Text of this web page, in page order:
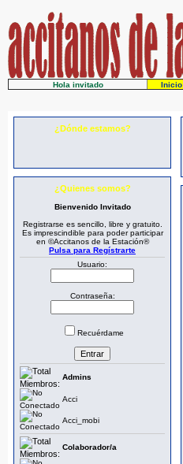
Hola invitado Inicio
¿Dónde estamos?
¿Quienes somos?
Bienvenido Invitado
Registrarse es sencillo, libre y gratuito.
Es imprescindible para poder participar
en ©Accitanos de la Estación®
Pulsa para Regístrarte
Usuario:
Contraseña:
Recuérdame
Admins
Acci
Acci_mobi
Colaborador/a